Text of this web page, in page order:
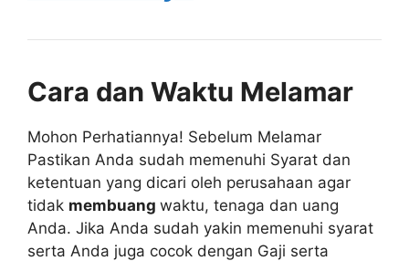
Cara dan Waktu Melamar
Mohon Perhatiannya! Sebelum Melamar
Pastikan Anda sudah memenuhi Syarat dan
ketentuan yang dicari oleh perusahaan agar
tidak membuang waktu, tenaga dan uang
Anda. Jika Anda sudah yakin memenuhi syarat
serta Anda juga cocok dengan Gaji serta